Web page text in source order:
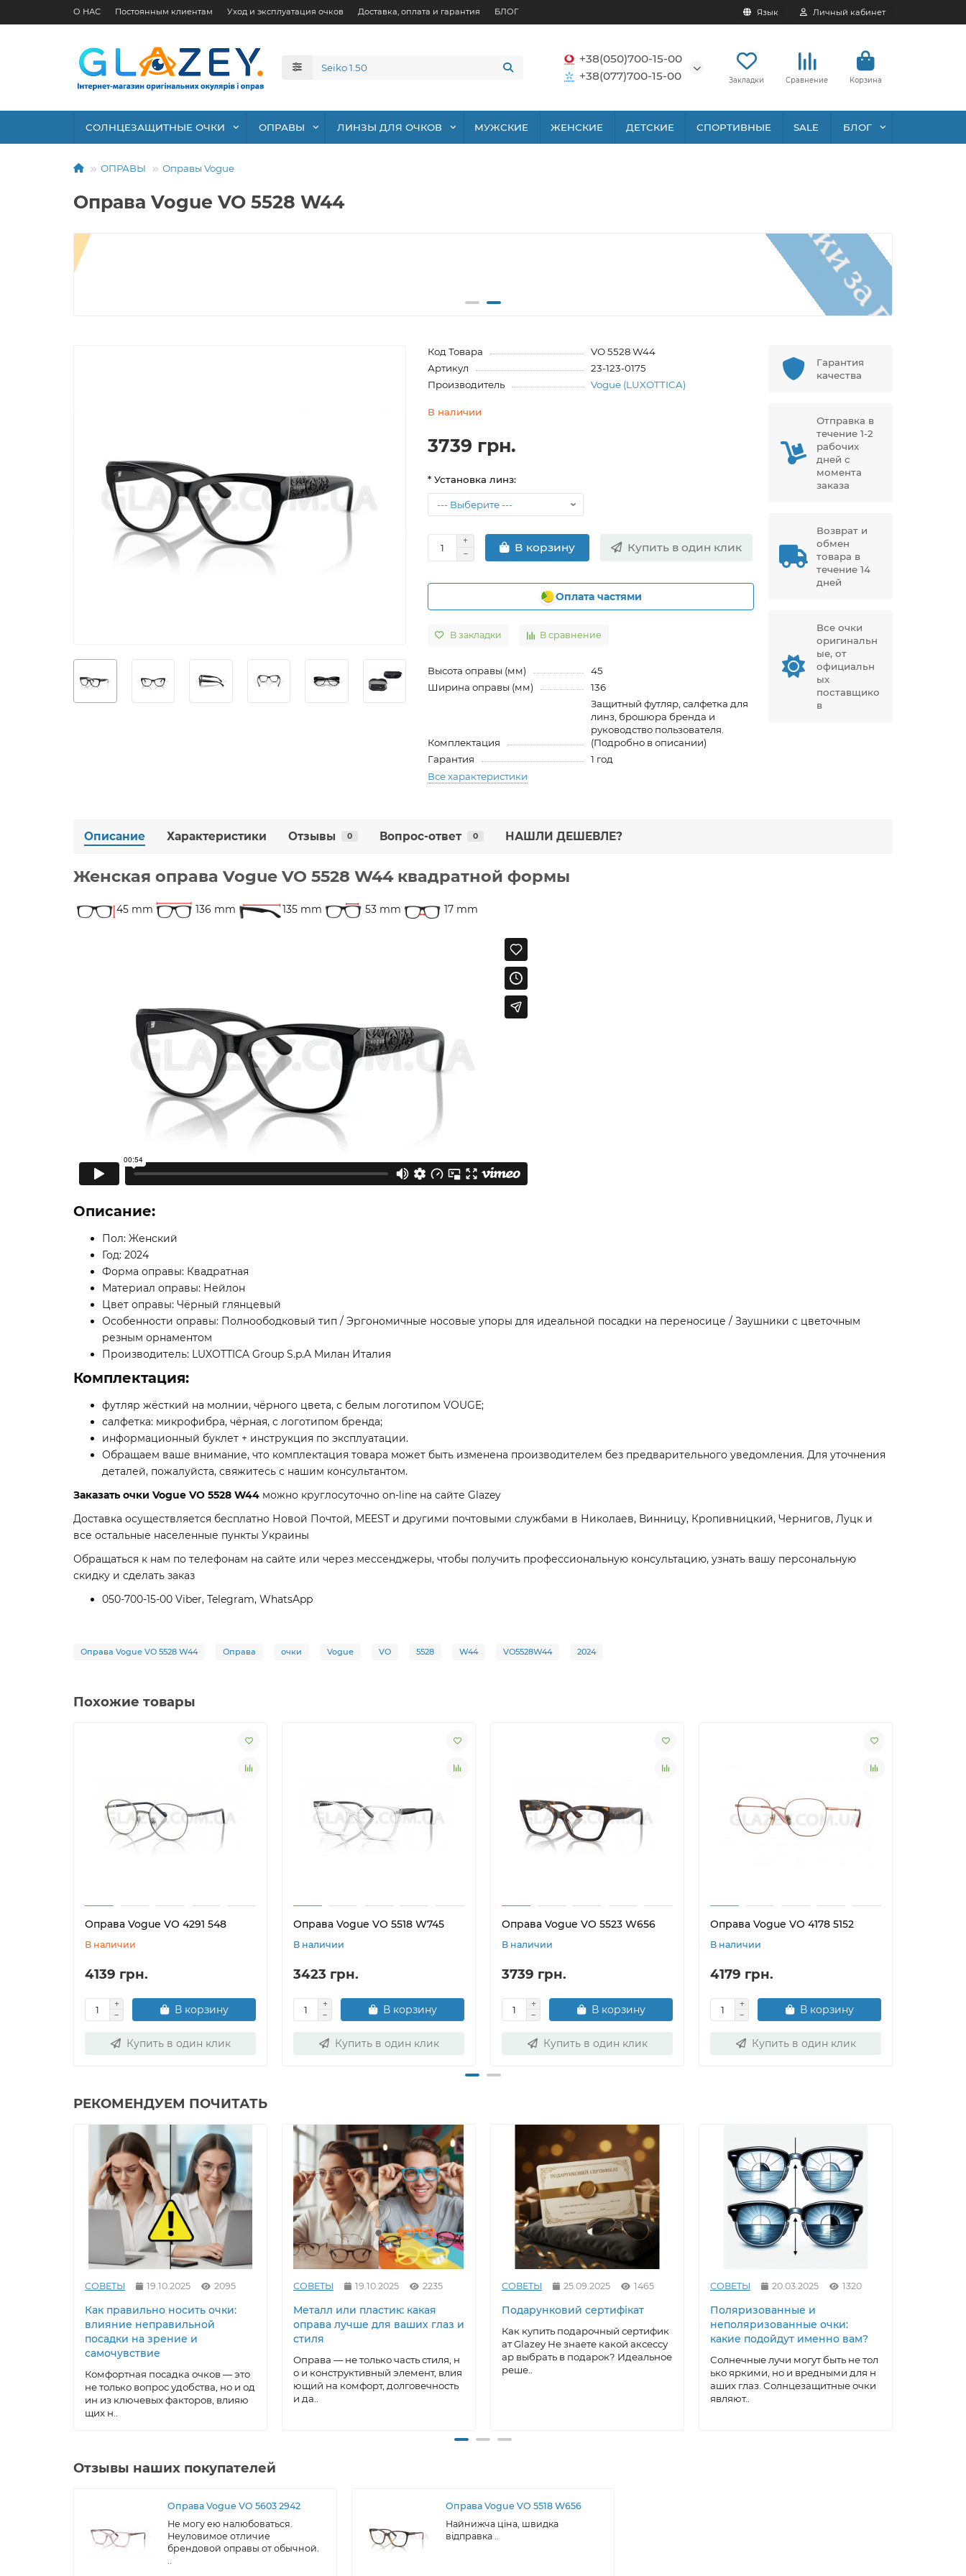
О НАС Постоянным клиентам Уход и эксплуатация очков Доставка, оплата и гарантия БЛОГ Язык Личный кабинет
+38(050)700-15-00
+38(077)700-15-00
Закладки Сравнение Корзина
СОЛНЦЕЗАЩИТНЫЕ ОЧКИ ОПРАВЫ ЛИНЗЫ ДЛЯ ОЧКОВ МУЖСКИЕ ЖЕНСКИЕ ДЕТСКИЕ СПОРТИВНЫЕ SALE БЛОГ
ОПРАВЫ Оправы Vogue
Оправа Vogue VO 5528 W44
Код Товара
VO 5528 W44
Артикул
23-123-0175
Производитель
Vogue (LUXOTTICA)
В наличии
3739 грн.
* Установка линз:
В корзину Купить в один клик
Оплата частями
В закладки В сравнение
Высота оправы (мм)
45
Ширина оправы (мм)
136
Комплектация
Защитный футляр, салфетка для
линз, брошюра бренда и
руководство пользователя.
(Подробно в описании)
Гарантия
1 год
Все характеристики
Гарантия
качества
Отправка в
течение 1-2
рабочих
дней с
момента
заказа
Возврат и
обмен
товара в
течение 14
дней
Все очки
оригинальн
ые, от
официальн
ых
поставщико
в
Описание Характеристики Отзывы 0 Вопрос-ответ 0 НАШЛИ ДЕШЕВЛЕ?
Женская оправа Vogue VO 5528 W44 квадратной формы
45 mm 136 mm 135 mm 53 mm 17 mm
Описание:
Пол: Женский
Год: 2024
Форма оправы: Квадратная
Материал оправы: Нейлон
Цвет оправы: Чёрный глянцевый
Особенности оправы: Полноободковый тип / Эргономичные носовые упоры для идеальной посадки на переносице / Заушники с цветочным
резным орнаментом
Производитель: LUXOTTICA Group S.p.A Милан Италия
Комплектация:
футляр жёсткий на молнии, чёрного цвета, с белым логотипом VOUGE;
салфетка: микрофибра, чёрная, с логотипом бренда;
информационный буклет + инструкция по эксплуатации.
Обращаем ваше внимание, что комплектация товара может быть изменена производителем без предварительного уведомления. Для уточнения
деталей, пожалуйста, свяжитесь с нашим консультантом.
Заказать очки Vogue VO 5528 W44 можно круглосуточно on-line на сайте Glazey
Доставка осуществляется бесплатно Новой Почтой, MEEST и другими почтовыми службами в Николаев, Винницу, Кропивницкий, Чернигов, Луцк и
все остальные населенные пункты Украины
Обращаться к нам по телефонам на сайте или через мессенджеры, чтобы получить профессиональную консультацию, узнать вашу персональную
скидку и сделать заказ
050-700-15-00 Viber, Telegram, WhatsApp
Оправа Vogue VO 5528 W44 Оправа очки Vogue VO 5528 W44 VO5528W44 2024
Похожие товары
Оправа Vogue VO 4291 548
В наличии
4139 грн.
В корзину
Купить в один клик
Оправа Vogue VO 5518 W745
В наличии
3423 грн.
В корзину
Купить в один клик
Оправа Vogue VO 5523 W656
В наличии
3739 грн.
В корзину
Купить в один клик
Оправа Vogue VO 4178 5152
В наличии
4179 грн.
В корзину
Купить в один клик
РЕКОМЕНДУЕМ ПОЧИТАТЬ
СОВЕТЫ 19.10.2025 2095
Как правильно носить очки:
влияние неправильной
посадки на зрение и
самочувствие
Комфортная посадка очков — это
не только вопрос удобства, но и од
ин из ключевых факторов, влияю
щих н..
СОВЕТЫ 19.10.2025 2235
Металл или пластик: какая
оправа лучше для ваших глаз и
стиля
Оправа — не только часть стиля, н
о и конструктивный элемент, влия
ющий на комфорт, долговечность
и да..
СОВЕТЫ 25.09.2025 1465
Подарунковий сертифікат
Как купить подарочный сертифик
ат Glazey Не знаете какой аксессу
ар выбрать в подарок? Идеальное
реше..
СОВЕТЫ 20.03.2025 1320
Поляризованные и
неполяризованные очки:
какие подойдут именно вам?
Солнечные лучи могут быть не тол
ько яркими, но и вредными для н
аших глаз. Солнцезащитные очки
являют..
Отзывы наших покупателей
Оправа Vogue VO 5603 2942
Не могу ею налюбоваться.
Неуловимое отличие
брендовой оправы от обычной.
Оправа Vogue VO 5518 W656
Найнижча ціна, швидка
відправка ..